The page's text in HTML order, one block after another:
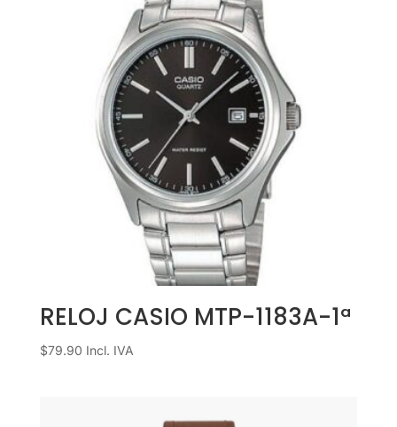
RELOJ CASIO MTP-1183A-1ª
$79.90 Incl. IVA